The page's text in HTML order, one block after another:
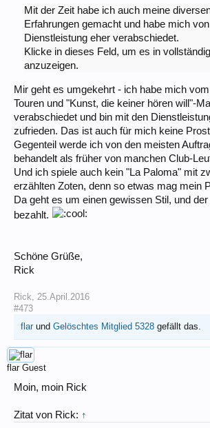
Mit der Zeit habe ich auch meine
Erfahrungen gemacht und habe mich
Dienstleistung eher verabschiedet.
Klicke in dieses Feld, um es in
anzuzeigen.
Mir geht es umgekehrt - ich habe mich
Touren und "Kunst, die keiner hören will"-
verabschiedet und bin mit den
zufrieden. Das ist auch für mich keine
Gegenteil werde ich von den meisten
behandelt als früher von manchen Club-
Und ich spiele auch kein "La Paloma" mit
erzählten Zoten, denn so etwas mag mein
Da geht es um einen gewissen Stil, und
bezahlt.
Schöne Grüße,
Rick
Rick
25.April.2016
#473
flar und Gelöschtes Mitglied 5328 gefällt das.
flar Guest
Moin, moin Rick
Zitat von Rick: ↑